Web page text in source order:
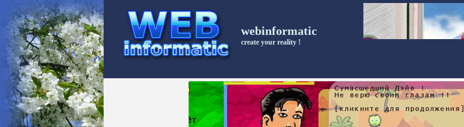
webinformatic
create your reality !